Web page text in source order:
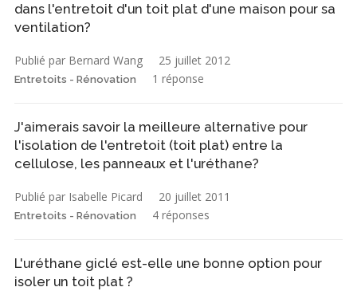
dans l'entretoit d'un toit plat d'une maison pour sa
ventilation?
Publié par Bernard Wang 25 juillet 2012
Entretoits - Rénovation 1 réponse
J'aimerais savoir la meilleure alternative pour
l'isolation de l'entretoit (toit plat) entre la
cellulose, les panneaux et l'uréthane?
Publié par Isabelle Picard 20 juillet 2011
Entretoits - Rénovation 4 réponses
L'uréthane giclé est-elle une bonne option pour
isoler un toit plat ?